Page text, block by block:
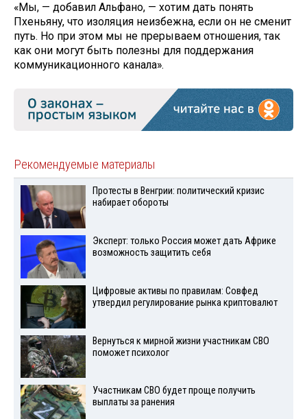
«Мы, — добавил Альфано, — хотим дать понять
Пхеньяну, что изоляция неизбежна, если он не сменит
путь. Но при этом мы не прерываем отношения, так
как они могут быть полезны для поддержания
коммуникационного канала».
Рекомендуемые материалы
Протесты в Венгрии: политический кризис
набирает обороты
Эксперт: только Россия может дать Африке
возможность защитить себя
Цифровые активы по правилам: Совфед
утвердил регулирование рынка криптовалют
Вернуться к мирной жизни участникам СВО
поможет психолог
Участникам СВО будет проще получить
выплаты за ранения